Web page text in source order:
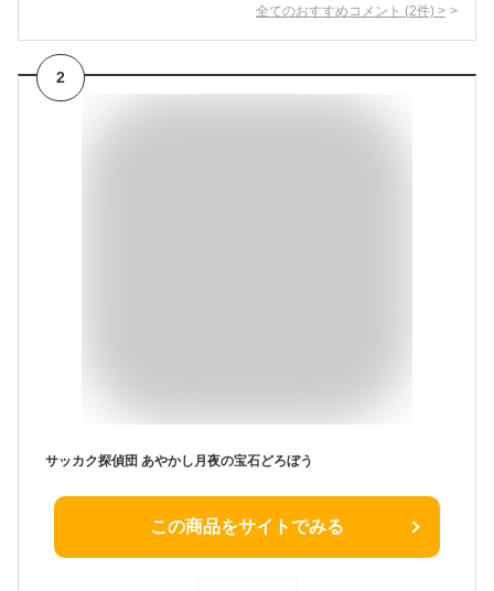
全てのおすすめコメント (2件) >
2
サッカク探偵団 あやかし月夜の宝石どろぼう
この商品をサイトでみる